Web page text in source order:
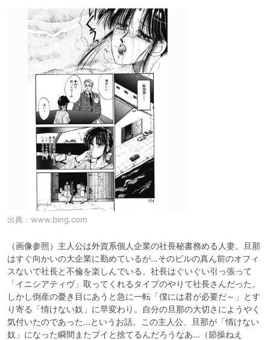
出典： www.bing.com
（画像参照）主人公は外資系個人企業の社長秘書務める人妻。旦那
はすぐ向かいの大企業に勤めているが…そのビルの真ん前のオフィ
スないで社長と不倫を楽しんでいる。社長はぐいぐい引っ張って
「イニシアティヴ」取ってくれるタイプのやりて社長さんだった。
しかし倒産の憂き目にあうと急に一転「僕には君が必要だ～」とす
り寄る「情けない奴」に早変わり。自分の旦那の大切さにようやく
気付いたのであった…というお話。この主人公、旦那が「情けない
奴」になった瞬間またプイと捨てるんだろうなあ…（節操ねえ